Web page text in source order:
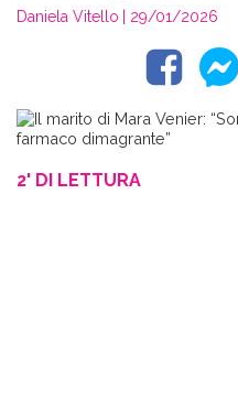
Daniela Vitello | 29/01/2026
2' DI LETTURA